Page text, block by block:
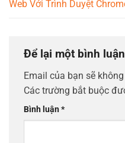
Web Với Trình Duyệt
Để lại một bình luận
Email của bạn sẽ
Các trường bắt buộc
Bình luận*